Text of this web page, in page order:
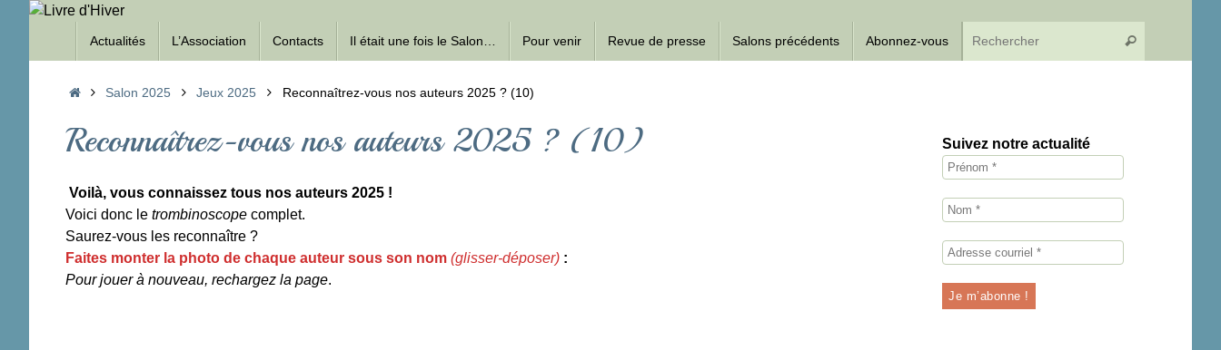
Passer
Actualités L’Association Contacts Il était une fois le Salon… Pour venir Revue de presse Salons précédents Abonnez-vous Rechercher
AccueilSalon 2025 Jeux 2025 Reconnaîtrez-vous nos auteurs 2025 ? (10)
Reconnaîtrez-vous nos auteurs 2025 ? (10)
Voilà, vous connaissez tous nos auteurs 2025 !
Voici donc le trombinoscope complet.
Saurez-vous les reconnaître ?
Faites monter la photo de chaque auteur sous son nom (glisser-déposer) :
Pour jouer à nouveau, rechargez la page.
Suivez notre actualité